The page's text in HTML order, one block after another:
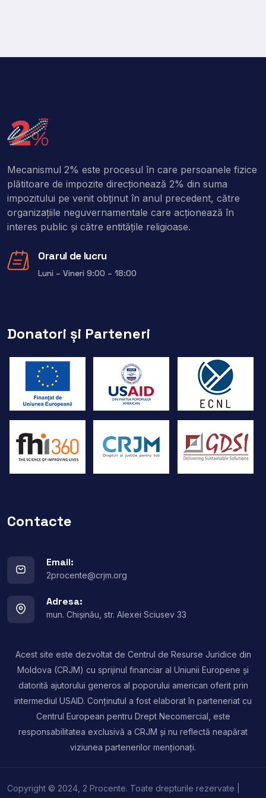
Mecanismul 2% este procesul în care persoanele fizice
plătitoare de impozite direcţionează 2% din suma
impozitului pe venit obţinut în anul precedent, către
organizaţiile neguvernamentale care acţionează în
interes public şi către entitățile religioase.
Orarul de lucru
Luni – Vineri 9:00 – 18:00
Donatori și Parteneri
Contacte
Email:
2procente@crjm.org
Adresa:
mun. Chișinău, str. Alexei Sciusev 33
Acest site este dezvoltat de Centrul de Resurse Juridice din
Moldova (CRJM) cu sprijinul financiar al Uniunii Europene și
datorită ajutorului generos al poporului american oferit prin
intermediul USAID. Conținutul a fost elaborat în parteneriat cu
Centrul European pentru Drept Necomercial, este
responsabilitatea exclusivă a CRJM și nu reflectă neapărat
viziunea partenerilor menționați.
Copyright © 2024, 2 Procente. Toate drepturile rezervate |